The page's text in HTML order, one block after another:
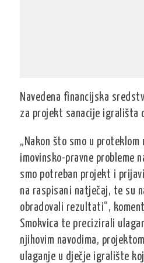
Navedena financijska
za projekt sanacije igrališta
„Nakon što smo u
imovinsko-pravne probleme
smo potreban projekt i
na raspisani natječaj, te su
obradovali rezultati“,
Smokvica te precizirali
njihovim navodima,
ulaganje u dječje igralište